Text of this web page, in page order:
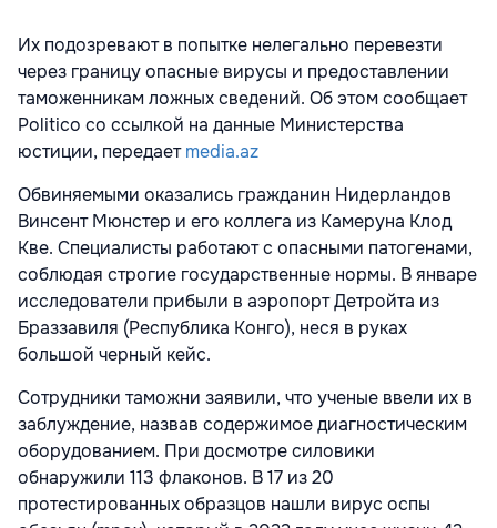
Их подозревают в попытке нелегально перевезти
через границу опасные вирусы и предоставлении
таможенникам ложных сведений. Об этом сообщает
Politico со ссылкой на данные Министерства
юстиции, передаетmedia.az
Обвиняемыми оказались гражданин Нидерландов
Винсент Мюнстер и его коллега из Камеруна Клод
Кве. Специалисты работают с опасными патогенами,
соблюдая строгие государственные нормы. В январе
исследователи прибыли в аэропорт Детройта из
Браззавиля (Республика Конго), неся в руках
большой черный кейс.
Сотрудники таможни заявили, что ученые ввели их в
заблуждение, назвав содержимое диагностическим
оборудованием. При досмотре силовики
обнаружили 113 флаконов. В 17 из 20
протестированных образцов нашли вирус оспы